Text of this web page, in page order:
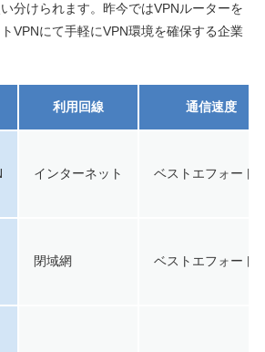
分けられます。昨今ではVPNルーターを
VPNにて手軽にVPN環境を確保する企業
利用回線 通信速度
インターネット ベストエフォート
閉域網 ベストエフォート